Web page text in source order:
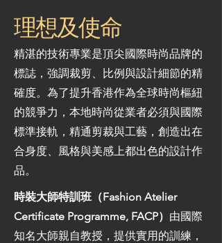
理想及使命
精湛的技術專業是頂尖國際時尚品牌的
標誌，強調裁剪、比例與設計細節的精
確度。為了提升香港作為全球時尚樞紐
的競爭力，本地時尚從業者必須與國際
標準接軌，精通剪裁與工藝，創造出在
合身度、風格與美感上都出色的設計作
品。
時裝大師特訓班（Fashion Atelier
Certificate Programme, FACP） 由國際
知名大師親自教授，提供實用的訓練，